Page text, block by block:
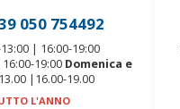
050 754492
| 16:00-19:00
19:00 Domenica e
|16.00-19.00
L'ANNO